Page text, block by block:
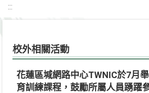
:::
校外相關活動
花蓮區堿網路中心TWNIC於7月
育訓練課程，鼓勵所屬人員踴躍